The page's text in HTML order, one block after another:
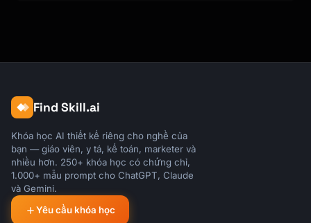
### Welcome Emails
you started"
- "You're in! Here's your first step"
account is ready"
### Activation Emails
- "Quick question about your account"
- "You're missing out on [feature]"
- "2-minute setup = [big benefit]"
Find Skill.ai
Khóa học AI thiết kế riêng cho nghề của
bạn — giáo viên, y tá, kế toán, marketer và
nhiều hơn. 250+ khóa học có chứng chỉ,
1.000+ mẫu prompt cho ChatGPT, Claude
và Gemini.
Yêu cầu khóa học